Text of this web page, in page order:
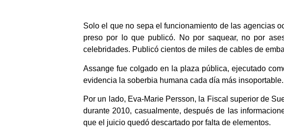
Solo el que no sepa el funcionamiento de las agencias
preso por lo que publicó. No por saquear, no por
celebridades. Publicó cientos de miles de cables de
Assange fue colgado en la plaza pública, ejecutado
evidencia la soberbia humana cada día más insoportable.
Por un lado, Eva-Marie Persson, la Fiscal superior de
durante 2010, casualmente, después de las
que el juicio quedó descartado por falta de elementos.